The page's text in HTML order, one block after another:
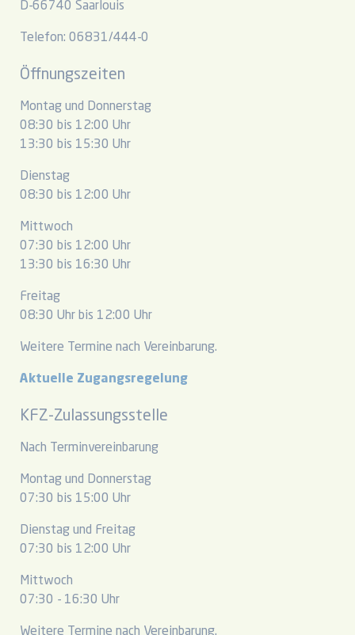
D-66740 Saarlouis
Telefon: 06831/444-0
Öffnungszeiten
Montag und Donnerstag
08:30 bis 12:00 Uhr
13:30 bis 15:30 Uhr
Dienstag
08:30 bis 12:00 Uhr
Mittwoch
07:30 bis 12:00 Uhr
13:30 bis 16:30 Uhr
Freitag
08:30 Uhr bis 12:00 Uhr
Weitere Termine nach Vereinbarung.
Aktuelle Zugangsregelung
KFZ-Zulassungsstelle
Nach Terminvereinbarung
Montag und Donnerstag
07:30 bis 15:00 Uhr
Dienstag und Freitag
07:30 bis 12:00 Uhr
Mittwoch
07:30 - 16:30 Uhr
Weitere Termine nach Vereinbarung.